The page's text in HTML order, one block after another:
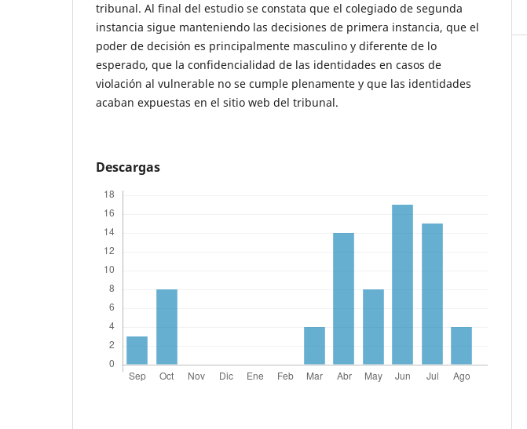
tribunal. Al final del estudio se constata que el colegiado de segunda
instancia sigue manteniendo las decisiones de primera instancia, que el
poder de decisión es principalmente masculino y diferente de lo
esperado, que la confidencialidad de las identidades en casos de
violación al vulnerable no se cumple plenamente y que las identidades
acaban expuestas en el sitio web del tribunal.
Descargas